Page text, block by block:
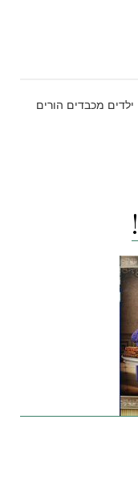
Posted
ילדים מכבדים הורים